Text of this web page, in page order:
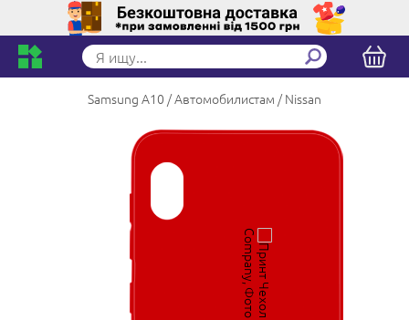
Samsung A10 Автомобилистам Nissan